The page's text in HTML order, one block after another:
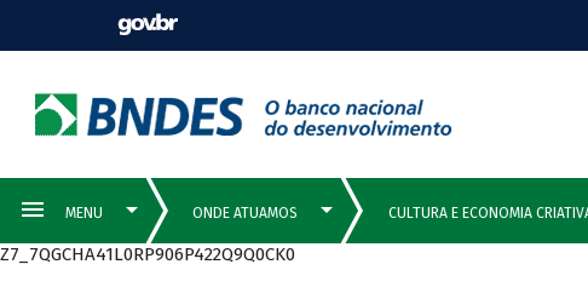
Z7_7QGCHA41L0RP906P422Q9Q0CK0